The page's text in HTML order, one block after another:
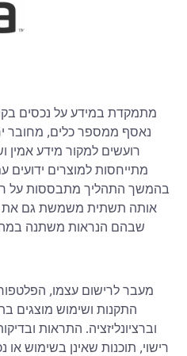
נאסף ממספר כלים, מחובר
רועשים למקור מידע אמין
מתייחסות למוצרים
בהמשך התהליך מתבססות על
אותה תשתית משמשת גם את
שבהם הנראות משתנה
מעבר לרישום עצמו,
התקנות ושימוש מוצגים
וברציונליזציה. התראות
רישוי, תוכנות שאינן בשימוש או